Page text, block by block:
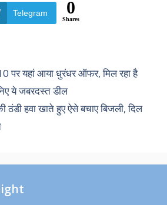
Telegram 0
Shares
पर यहां आया धुरंधर ऑफर, मिल रहा है
ये जबरदस्त डील
ठंडी हवा खाते हुए ऐसे बचाए बिजली, दिल